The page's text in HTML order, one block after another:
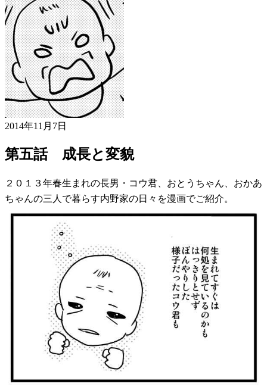
2014年11月7日
第五話 成長と変貌
２０１３年春生まれの長男・コウ君、おとうちゃん、おかあ
ちゃんの三人で暮らす内野家の日々を漫画でご紹介。